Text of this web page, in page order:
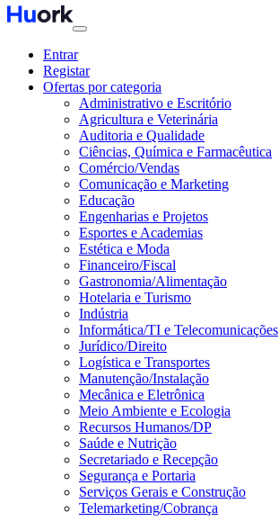
Entrar
Registar
Ofertas por categoria
Administrativo e Escritório
Agricultura e Veterinária
Auditoria e Qualidade
Ciências, Química e Farmacêutica
Comércio/Vendas
Comunicação e Marketing
Educação
Engenharias e Projetos
Esportes e Academias
Estética e Moda
Financeiro/Fiscal
Gastronomia/Alimentação
Hotelaria e Turismo
Indústria
Informática/TI e Telecomunicações
Jurídico/Direito
Logística e Transportes
Manutenção/Instalação
Mecânica e Eletrônica
Meio Ambiente e Ecologia
Recursos Humanos/DP
Saúde e Nutrição
Secretariado e Recepção
Segurança e Portaria
Serviços Gerais e Construção
Telemarketing/Cobrança